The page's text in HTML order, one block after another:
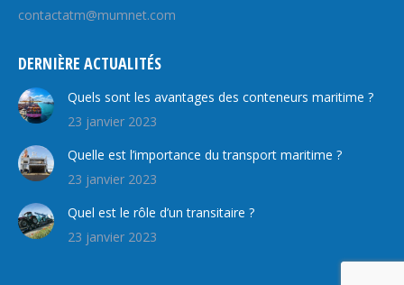
contactatm@mumnet.com
DERNIÈRE ACTUALITÉS
Quels sont les avantages des conteneurs maritime ?
23 janvier 2023
Quelle est l’importance du transport maritime ?
23 janvier 2023
Quel est le rôle d’un transitaire ?
23 janvier 2023